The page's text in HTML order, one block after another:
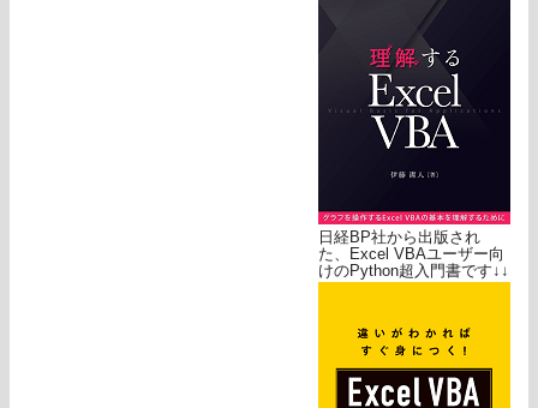
日経BP社から出版され
た、Excel VBAユーザー向
けのPython超入門書です↓↓